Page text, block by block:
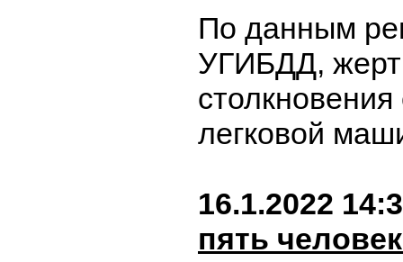
По данным
УГИБДД,
легковой
16.1.2022
пять